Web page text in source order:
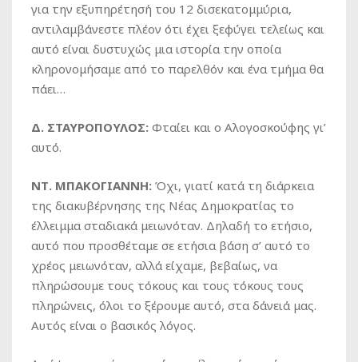
για την εξυπηρέτησή του 12 δισεκατομμύρια,
αντιλαμβάνεστε πλέον ότι έχει ξεφύγει τελείως και
αυτό είναι δυστυχώς μια ιστορία την οποία
κληρονομήσαμε από το παρελθόν και ένα τμήμα θα
πάει…
Δ. ΣΤΑΥΡΟΠΟΥΛΟΣ: Φταίει και ο Αλογοσκούφης γι’
αυτό.
ΝΤ. ΜΠΑΚΟΓΙΑΝΝΗ: Όχι, γιατί κατά τη διάρκεια
της διακυβέρνησης της Νέας Δημοκρατίας το
έλλειμμα σταδιακά μειωνόταν. Δηλαδή το ετήσιο,
αυτό που προσθέταμε σε ετήσια βάση σ’ αυτό το
χρέος μειωνόταν, αλλά είχαμε, βεβαίως, να
πληρώσουμε τους τόκους και τους τόκους τους
πληρώνεις, όλοι το ξέρουμε αυτό, στα δάνειά μας.
Αυτός είναι ο βασικός λόγος.